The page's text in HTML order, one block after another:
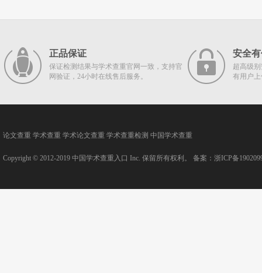
正品保证
保证检测结果与学术查重官网一致，支持官
网验证，24小时在线售后服务。
安全
超高级
有用户
论文查重 学术查重 学术论文查重 学术查重检测 中国学术查重
Copyright © 2012-2019 中国学术查重入口 Inc. 保留所有权利。 备案： 浙ICP备